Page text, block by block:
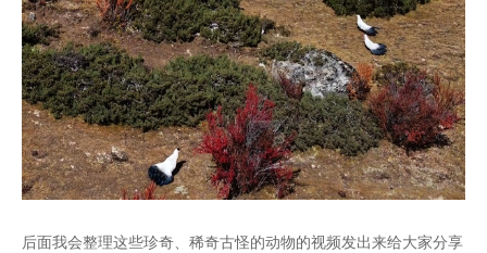
后面我会整理这些珍奇、稀奇古怪的动物的视频发出来给大家分享